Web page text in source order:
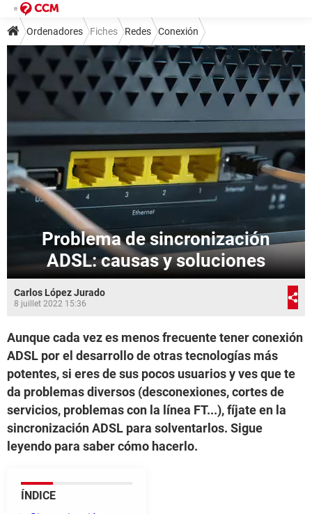
Ordenadores Fiches Redes Conexión
Problema de sincronización
ADSL: causas y soluciones
Carlos López Jurado
8 juillet 2022 15:36
Aunque cada vez es menos frecuente tener conexión
ADSL por el desarrollo de otras tecnologías más
potentes, si eres de sus pocos usuarios y ves que te
da problemas diversos (desconexiones, cortes de
servicios, problemas con la línea FT...), fíjate en la
sincronización ADSL para solventarlos. Sigue
leyendo para saber cómo hacerlo.
ÍNDICE